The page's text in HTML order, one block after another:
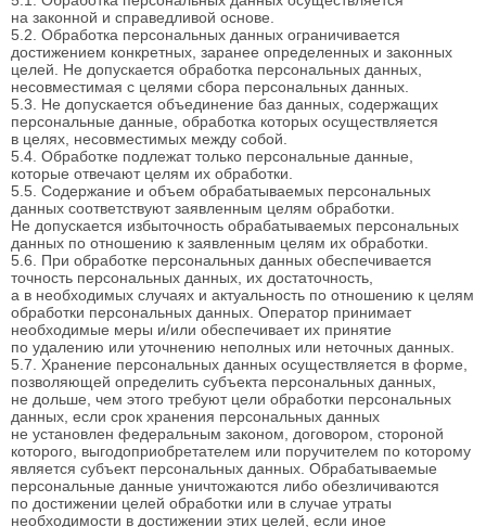
на законной и справедливой основе.
5.2. Обработка персональных данных ограничивается
достижением конкретных, заранее определенных и законных
целей. Не допускается обработка персональных данных,
несовместимая с целями сбора персональных данных.
5.3. Не допускается объединение баз данных, содержащих
персональные данные, обработка которых осуществляется
в целях, несовместимых между собой.
5.4. Обработке подлежат только персональные данные,
которые отвечают целям их обработки.
5.5. Содержание и объем обрабатываемых персональных
данных соответствуют заявленным целям обработки.
Не допускается избыточность обрабатываемых персональных
данных по отношению к заявленным целям их обработки.
5.6. При обработке персональных данных обеспечивается
точность персональных данных, их достаточность,
а в необходимых случаях и актуальность по отношению к целям
обработки персональных данных. Оператор принимает
необходимые меры и/или обеспечивает их принятие
по удалению или уточнению неполных или неточных данных.
5.7. Хранение персональных данных осуществляется в форме,
позволяющей определить субъекта персональных данных,
не дольше, чем этого требуют цели обработки персональных
данных, если срок хранения персональных данных
не установлен федеральным законом, договором, стороной
которого, выгодоприобретателем или поручителем по которому
является субъект персональных данных. Обрабатываемые
персональные данные уничтожаются либо обезличиваются
по достижении целей обработки или в случае утраты
необходимости в достижении этих целей, если иное